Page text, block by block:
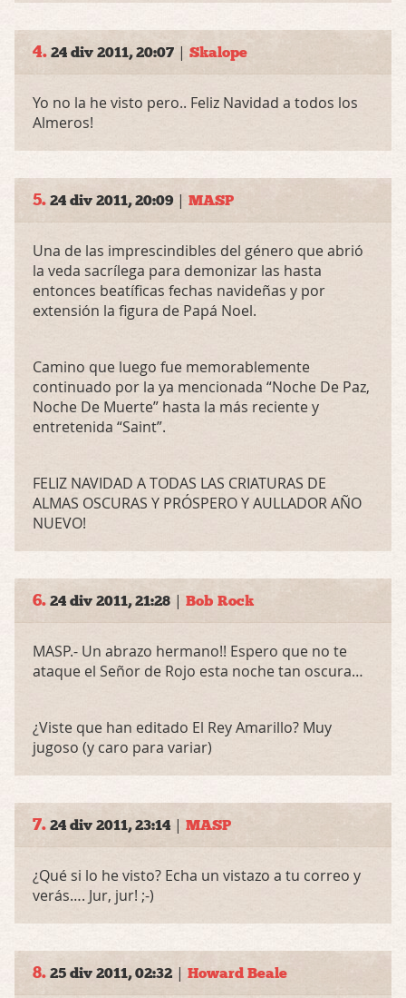
4. 24 div 2011, 20:07 | Skalope
Yo no la he visto pero.. Feliz Navidad a todos los
Almeros!
5. 24 div 2011, 20:09 | MASP
Una de las imprescindibles del género que abrió
la veda sacrílega para demonizar las hasta
entonces beatíficas fechas navideñas y por
extensión la figura de Papá Noel.
Camino que luego fue memorablemente
continuado por la ya mencionada “Noche De Paz,
Noche De Muerte” hasta la más reciente y
entretenida “Saint”.
FELIZ NAVIDAD ATODAS LAS CRIATURAS DE
ALMAS OSCURAS Y PRÓSPEROYAULLADORAÑO
NUEVO!
6. 24 div 2011, 21:28 | Bob Rock
MASP.- Un abrazo hermano!! Espero que no te
ataque el Señor de Rojo esta noche tan oscura…
¿Viste que han editado El Rey Amarillo? Muy
jugoso (y caro para variar)
7. 24 div 2011, 23:14 | MASP
¿Qué si lo he visto? Echa un vistazo a tu correo y
verás…. Jur, jur! ;-)
8. 25 div 2011, 02:32 | Howard Beale